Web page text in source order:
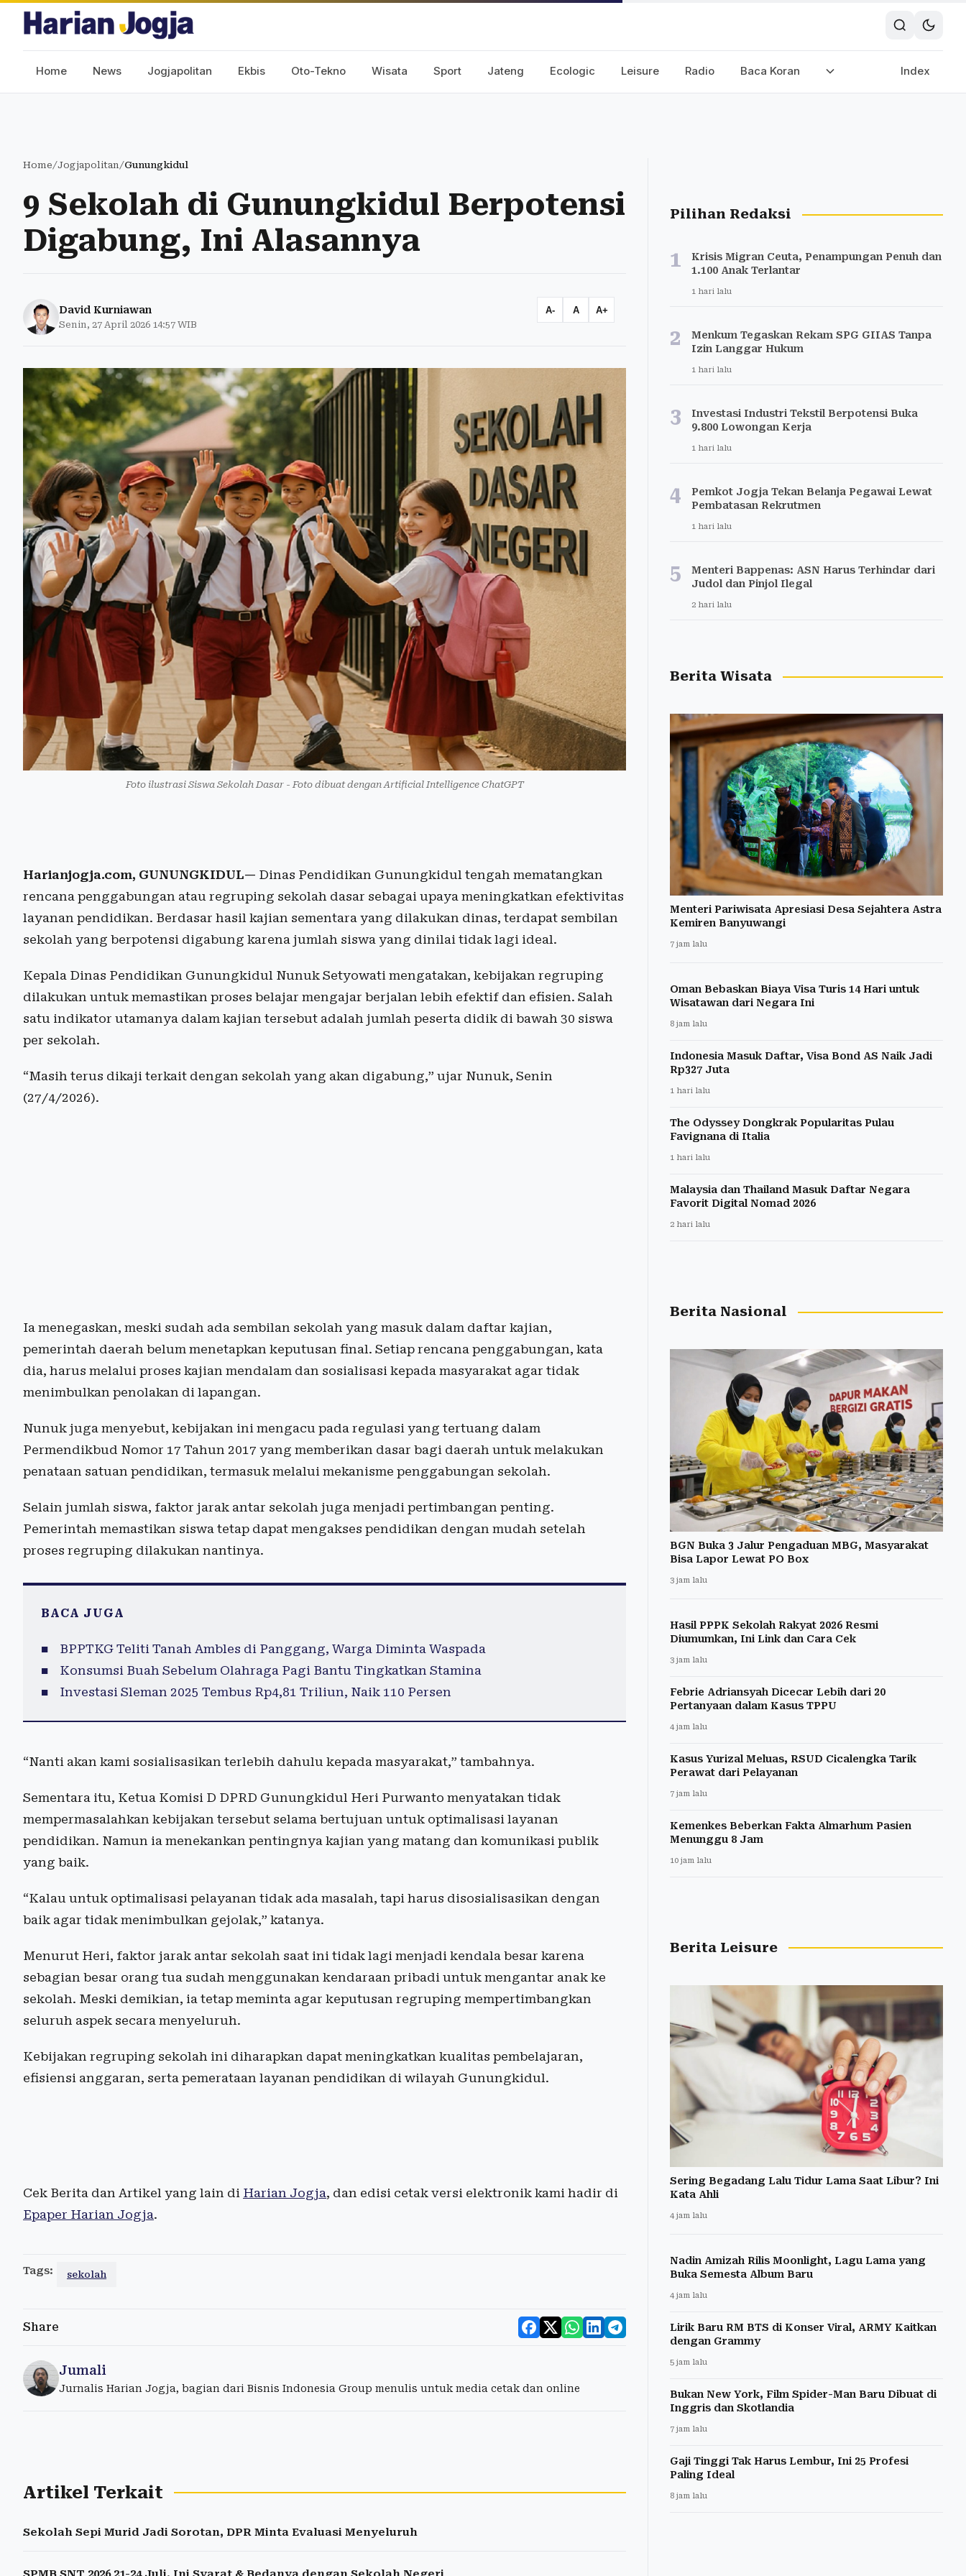
Home News Jogjapolitan Ekbis Oto-Tekno Wisata Sport Jateng Ecologic Leisure Radio Baca Koran Index
Home/Jogjapolitan/Gunungkidul
9 Sekolah di Gunungkidul Berpotensi
Digabung, Ini Alasannya
David Kurniawan
Senin, 27 April 2026 14:57 WIB
A- A A+
Foto ilustrasi Siswa Sekolah Dasar - Foto dibuat dengan Artificial Intelligence ChatGPT
Harianjogja.com, GUNUNGKIDUL— Dinas Pendidikan Gunungkidul tengah mematangkan
rencana penggabungan atau regruping sekolah dasar sebagai upaya meningkatkan efektivitas
layanan pendidikan. Berdasar hasil kajian sementara yang dilakukan dinas, terdapat sembilan
sekolah yang berpotensi digabung karena jumlah siswa yang dinilai tidak lagi ideal.
Kepala Dinas Pendidikan Gunungkidul Nunuk Setyowati mengatakan, kebijakan regruping
dilakukan untuk memastikan proses belajar mengajar berjalan lebih efektif dan efisien. Salah
satu indikator utamanya dalam kajian tersebut adalah jumlah peserta didik di bawah 30 siswa
per sekolah.
“Masih terus dikaji terkait dengan sekolah yang akan digabung,” ujar Nunuk, Senin
(27/4/2026).
Ia menegaskan, meski sudah ada sembilan sekolah yang masuk dalam daftar kajian,
pemerintah daerah belum menetapkan keputusan final. Setiap rencana penggabungan, kata
dia, harus melalui proses kajian mendalam dan sosialisasi kepada masyarakat agar tidak
menimbulkan penolakan di lapangan.
Nunuk juga menyebut, kebijakan ini mengacu pada regulasi yang tertuang dalam
Permendikbud Nomor 17 Tahun 2017 yang memberikan dasar bagi daerah untuk melakukan
penataan satuan pendidikan, termasuk melalui mekanisme penggabungan sekolah.
Selain jumlah siswa, faktor jarak antar sekolah juga menjadi pertimbangan penting.
Pemerintah memastikan siswa tetap dapat mengakses pendidikan dengan mudah setelah
proses regruping dilakukan nantinya.
BACA JUGA
BPPTKG Teliti Tanah Ambles di Panggang, Warga Diminta Waspada
Konsumsi Buah Sebelum Olahraga Pagi Bantu Tingkatkan Stamina
Investasi Sleman 2025 Tembus Rp4,81 Triliun, Naik 110 Persen
“Nanti akan kami sosialisasikan terlebih dahulu kepada masyarakat,” tambahnya.
Sementara itu, Ketua Komisi D DPRD Gunungkidul Heri Purwanto menyatakan tidak
mempermasalahkan kebijakan tersebut selama bertujuan untuk optimalisasi layanan
pendidikan. Namun ia menekankan pentingnya kajian yang matang dan komunikasi publik
yang baik.
“Kalau untuk optimalisasi pelayanan tidak ada masalah, tapi harus disosialisasikan dengan
baik agar tidak menimbulkan gejolak,” katanya.
Menurut Heri, faktor jarak antar sekolah saat ini tidak lagi menjadi kendala besar karena
sebagian besar orang tua sudah menggunakan kendaraan pribadi untuk mengantar anak ke
sekolah. Meski demikian, ia tetap meminta agar keputusan regruping mempertimbangkan
seluruh aspek secara menyeluruh.
Kebijakan regruping sekolah ini diharapkan dapat meningkatkan kualitas pembelajaran,
efisiensi anggaran, serta pemerataan layanan pendidikan di wilayah Gunungkidul.
Cek Berita dan Artikel yang lain di Harian Jogja, dan edisi cetak versi elektronik kami hadir di
Epaper Harian Jogja.
Tags: sekolah
Share
Jumali
Jurnalis Harian Jogja, bagian dari Bisnis Indonesia Group menulis untuk media cetak dan online
Artikel Terkait
Sekolah Sepi Murid Jadi Sorotan, DPR Minta Evaluasi Menyeluruh
Pilihan Redaksi
1
Krisis Migran Ceuta, Penampungan Penuh dan
1.100 Anak Terlantar
1 hari lalu
2
Menkum Tegaskan Rekam SPG GIIAS Tanpa
Izin Langgar Hukum
1 hari lalu
3
Investasi Industri Tekstil Berpotensi Buka
9.800 Lowongan Kerja
1 hari lalu
4
Pemkot Jogja Tekan Belanja Pegawai Lewat
Pembatasan Rekrutmen
1 hari lalu
5
Menteri Bappenas: ASN Harus Terhindar dari
Judol dan Pinjol Ilegal
2 hari lalu
Berita Wisata
Menteri Pariwisata Apresiasi Desa Sejahtera Astra
Kemiren Banyuwangi
7 jam lalu
Oman Bebaskan Biaya Visa Turis 14 Hari untuk
Wisatawan dari Negara Ini
8 jam lalu
Indonesia Masuk Daftar, Visa Bond AS Naik Jadi
Rp327 Juta
1 hari lalu
The Odyssey Dongkrak Popularitas Pulau
Favignana di Italia
1 hari lalu
Malaysia dan Thailand Masuk Daftar Negara
Favorit Digital Nomad 2026
2 hari lalu
Berita Nasional
BGN Buka 3 Jalur Pengaduan MBG, Masyarakat
Bisa Lapor Lewat PO Box
3 jam lalu
Hasil PPPK Sekolah Rakyat 2026 Resmi
Diumumkan, Ini Link dan Cara Cek
3 jam lalu
Febrie Adriansyah Dicecar Lebih dari 20
Pertanyaan dalam Kasus TPPU
4 jam lalu
Kasus Yurizal Meluas, RSUD Cicalengka Tarik
Perawat dari Pelayanan
7 jam lalu
Kemenkes Beberkan Fakta Almarhum Pasien
Menunggu 8 Jam
10 jam lalu
Berita Leisure
Sering Begadang Lalu Tidur Lama Saat Libur? Ini
Kata Ahli
4 jam lalu
Nadin Amizah Rilis Moonlight, Lagu Lama yang
Buka Semesta Album Baru
4 jam lalu
Lirik Baru RM BTS di Konser Viral, ARMY Kaitkan
dengan Grammy
5 jam lalu
Bukan New York, Film Spider-Man Baru Dibuat di
Inggris dan Skotlandia
7 jam lalu
Gaji Tinggi Tak Harus Lembur, Ini 25 Profesi
Paling Ideal
8 jam lalu